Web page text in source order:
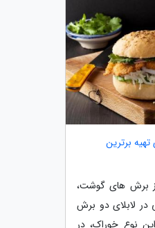
برترین
برش های گوشت،
در لابلای دو برش
نوع خوراک، در